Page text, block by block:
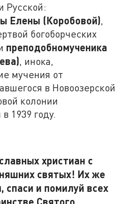
Русской:
Елены (Коробовой),
богоборческих
преподобномученика
, инока,
мучения от
в Новоозерской
колонии
1939 году.
христиан с
святых! Их же
спаси и помилуй всех